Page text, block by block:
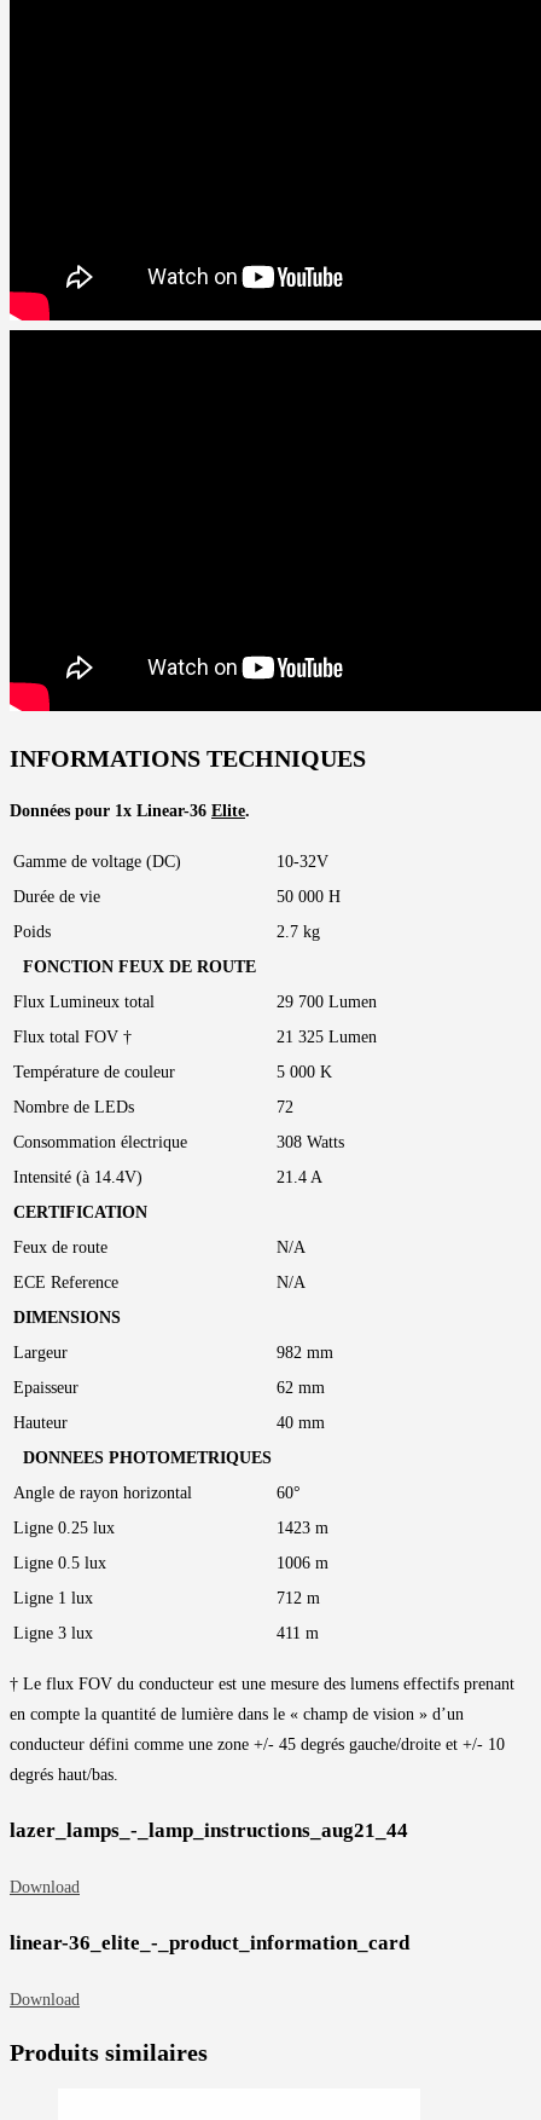
INFORMATIONS TECHNIQUES
Données pour 1x Linear-36 Elite.
Gamme de voltage (DC)
10-32V
Durée de vie
50 000 H
Poids
2.7 kg
FONCTION FEUX DE ROUTE
Flux Lumineux total
29 700 Lumen
Flux total FOV †
21 325 Lumen
Température de couleur
5 000 K
Nombre de LEDs
72
Consommation électrique
308 Watts
Intensité (à 14.4V)
21.4 A
CERTIFICATION
Feux de route
N/A
ECE Reference
N/A
DIMENSIONS
Largeur
982 mm
Epaisseur
62 mm
Hauteur
40 mm
DONNEES PHOTOMETRIQUES
Angle de rayon horizontal
60°
Ligne 0.25 lux
1423 m
Ligne 0.5 lux
1006 m
Ligne 1 lux
712 m
Ligne 3 lux
411 m
† Le flux FOV du conducteur est une mesure des lumens effectifs prenant
en compte la quantité de lumière dans le « champ de vision » d’un
conducteur défini comme une zone +/- 45 degrés gauche/droite et +/- 10
degrés haut/bas.
lazer_lamps_-_lamp_instructions_aug21_44
Download
linear-36_elite_-_product_information_card
Download
Produits similaires